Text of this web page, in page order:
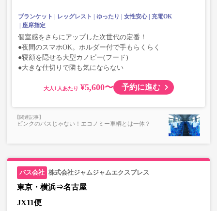
ブランケット レッグレスト ゆったり 女性安心
充電OK
座席指定
個室感をさらにアップした次世代の定番！
●夜間のスマホOK。ホルダー付で手もらくらく
●寝顔を隠せる大型カノピー(フード)
●大きな仕切りで隣も気にならない
大人 ¥5,600〜 予約に進む
ピンクのバスじゃない！エコノミー車輌とは一体？
株式会社ジャムジャムエクスプレス
東京・横浜⇒名古屋
JX11便